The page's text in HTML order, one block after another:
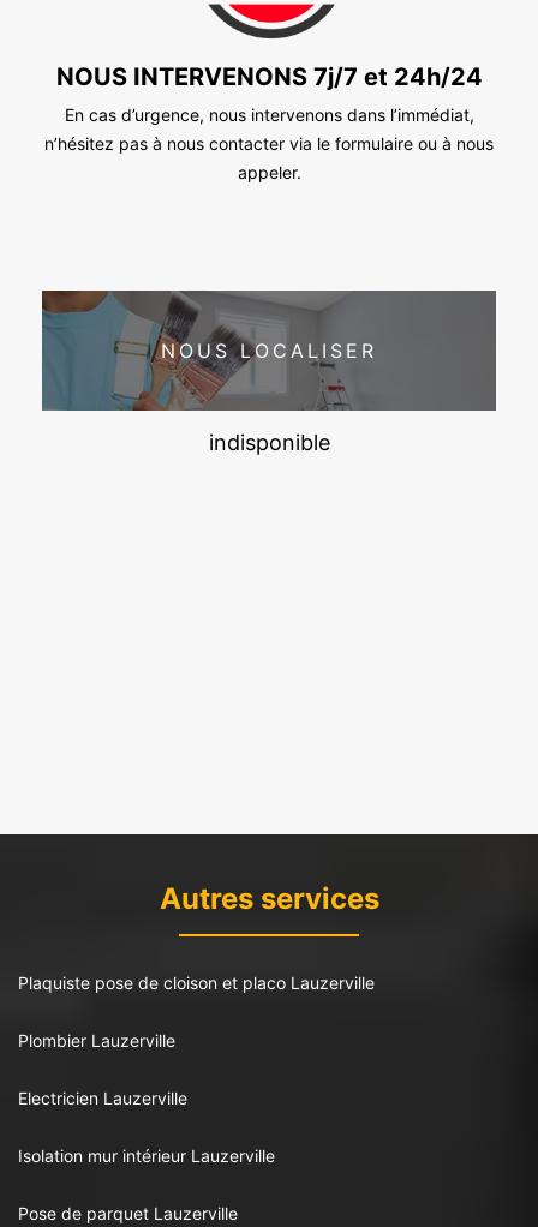
NOUS INTERVENONS 7j/7 et 24h/24
En cas d’urgence, nous intervenons dans l’immédiat,
n’hésitez pas à nous contacter via le formulaire ou à nous
appeler.
NOUS LOCALISER
indisponible
Autres services
Plaquiste pose de cloison et placo Lauzerville
Plombier Lauzerville
Electricien Lauzerville
Isolation mur intérieur Lauzerville
Pose de parquet Lauzerville